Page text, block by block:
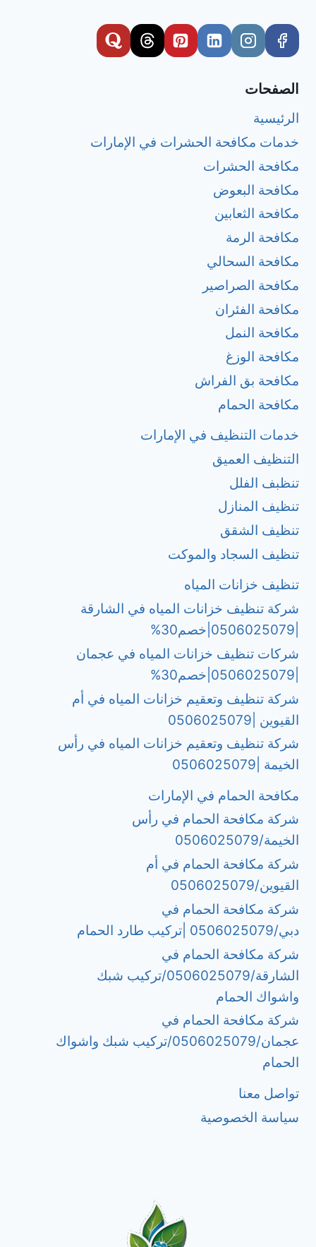
الصفحات
الرئيسية
خدمات مكافحة الحشرات في الإمارات
مكافحة الحشرات
مكافحة البعوض
مكافحة الثعابين
مكافحة الرمة
مكافحة السحالي
مكافحة الصراصير
مكافحة الفئران
مكافحة النمل
مكافحة الوزغ
مكافحة بق الفراش
مكافحة الحمام
خدمات التنظيف في الإمارات
التنظيف العميق
تنظبف الفلل
تنظيف المنازل
تنظيف الشقق
تنظيف السجاد والموكت
تنظيف خزانات المياه
شركة تنظيف خزانات المياه في الشارقة
شركات تنظيف خزانات المياه في عجمان
شركة تنظيف وتعقيم خزانات المياه في أم
القيوين |0506025079
شركة تنظيف وتعقيم خزانات المياه في رأس
الخيمة |0506025079
مكافحة الحمام في الإمارات
شركة مكافحة الحمام في رأس
الخيمة/0506025079
شركة مكافحة الحمام في أم
القيوين/0506025079
شركة مكافحة الحمام في
دبي/0506025079 |تركيب طارد الحمام
شركة مكافحة الحمام في
الشارقة/0506025079/تركيب شبك
واشواك الحمام
شركة مكافحة الحمام في
عجمان/0506025079/تركيب شبك واشواك
الحمام
تواصل معنا
سياسة الخصوصية